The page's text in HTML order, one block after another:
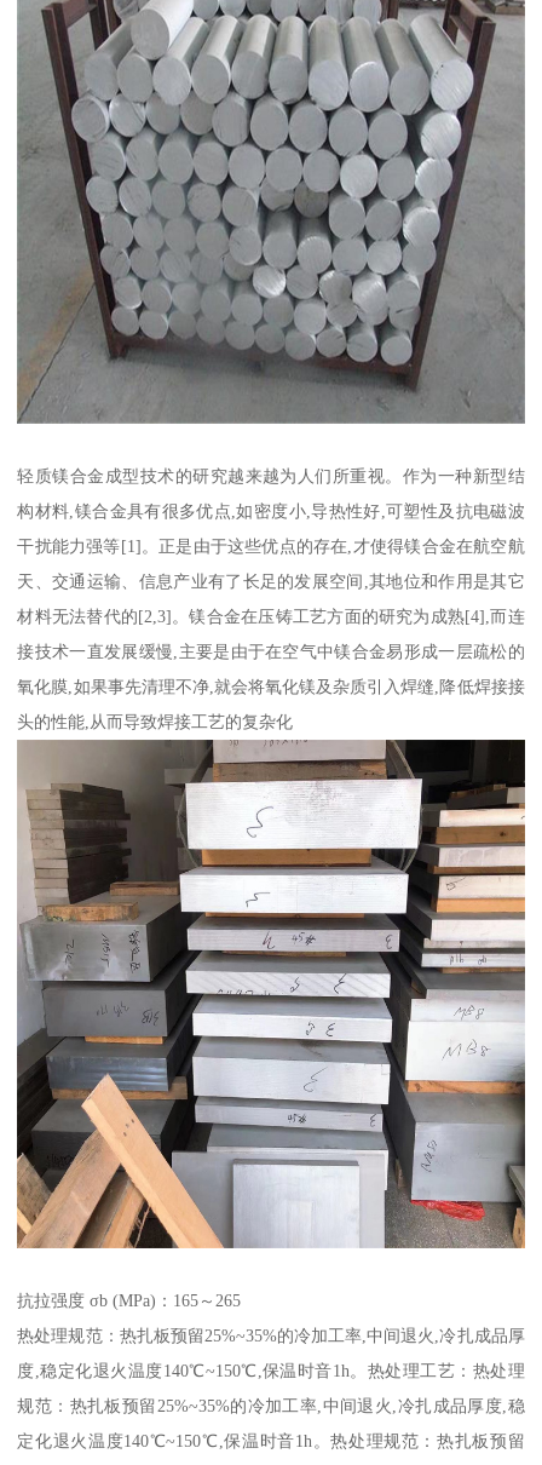
轻质镁合金成型技术的研究越来越为人们所重视。作为一种新型结
构材料,镁合金具有很多优点,如密度小,导热性好,可塑性及抗电磁波
干扰能力强等[1]。正是由于这些优点的存在,才使得镁合金在航空航
天、交通运输、信息产业有了长足的发展空间,其地位和作用是其它
材料无法替代的[2,3]。镁合金在压铸工艺方面的研究为成熟[4],而连
接技术一直发展缓慢,主要是由于在空气中镁合金易形成一层疏松的
氧化膜,如果事先清理不净,就会将氧化镁及杂质引入焊缝,降低焊接接
头的性能,从而导致焊接工艺的复杂化
抗拉强度 σb (MPa)：165～265
热处理规范：热扎板预留25%~35%的冷加工率,中间退火,冷扎成品厚
度,稳定化退火温度140℃~150℃,保温时音1h。热处理工艺：热处理
规范：热扎板预留25%~35%的冷加工率,中间退火,冷扎成品厚度,稳
定化退火温度140℃~150℃,保温时音1h。热处理规范：热扎板预留